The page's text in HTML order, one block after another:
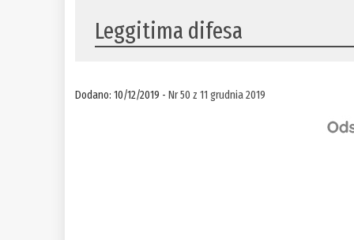
Leggitima difesa
Dodano: 10/12/2019 -Nr 50 z 11 grudnia 2019